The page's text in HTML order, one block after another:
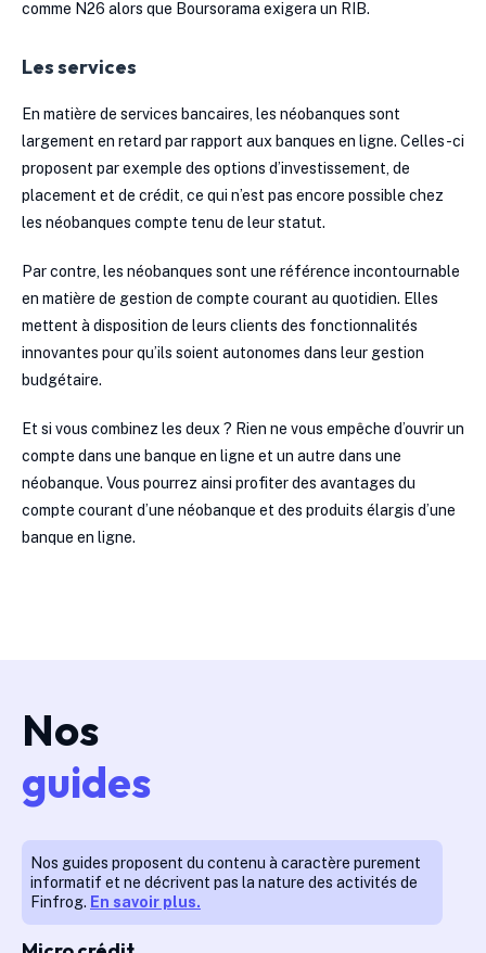
comme N26 alors que Boursorama exigera un RIB.
Les services
En matière de services bancaires, les néobanques sont
largement en retard par rapport aux banques en ligne. Celles-ci
proposent par exemple des options d’investissement, de
placement et de crédit, ce qui n’est pas encore possible chez
les néobanques compte tenu de leur statut.
Par contre, les néobanques sont une référence incontournable
en matière de gestion de compte courant au quotidien. Elles
mettent à disposition de leurs clients des fonctionnalités
innovantes pour qu’ils soient autonomes dans leur gestion
budgétaire.
Et si vous combinez les deux ? Rien ne vous empêche d’ouvrir un
compte dans une banque en ligne et un autre dans une
néobanque. Vous pourrez ainsi profiter des avantages du
compte courant d’une néobanque et des produits élargis d’une
banque en ligne.
Nos
guides
Nos guides proposent du contenu à caractère purement
informatif et ne décrivent pas la nature des activités de
Finfrog. En savoir plus.